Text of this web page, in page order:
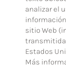
analizar el
sitio Web
transmitida
Estados
Más